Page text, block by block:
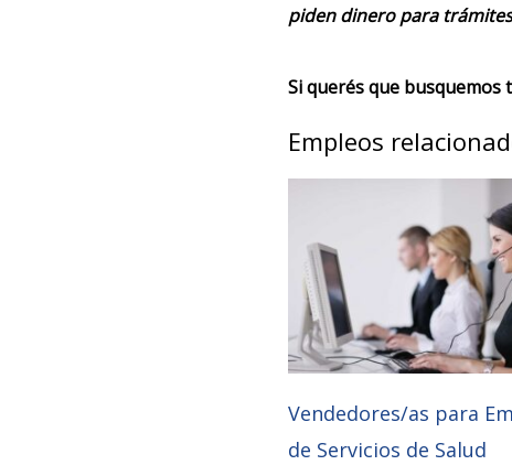
piden dinero para
Si querés que
Empleos
Vendedores/as para
de Servicios de Salud